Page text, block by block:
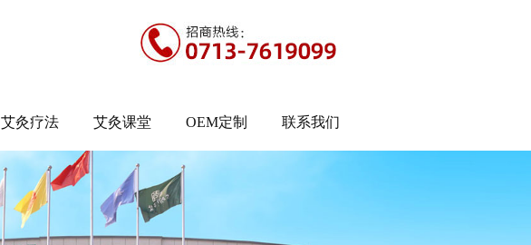
艾灸疗法 艾灸课堂 OEM定制 联系我们